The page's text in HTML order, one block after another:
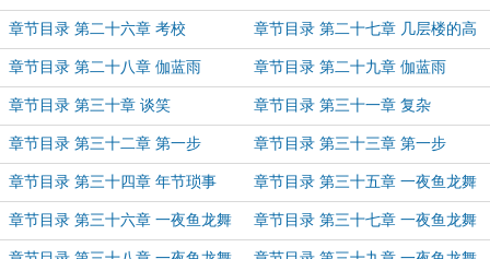
章节目录 第二十六章 考校 章节目录 第二十七章 几层楼的高
度
章节目录 第二十八章 伽蓝雨
（上）
章节目录 第二十九章 伽蓝雨
（下）
章节目录 第三十章 谈笑 章节目录 第三十一章 复杂
章节目录 第三十二章 第一步
（上）
章节目录 第三十三章 第一步
（下）
章节目录 第三十四章 年节琐事 章节目录 第三十五章 一夜鱼龙舞
（一）
章节目录 第三十六章 一夜鱼龙舞 章节目录 第三十七章 一夜鱼龙舞